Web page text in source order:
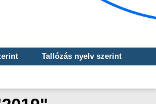
Tallózás nyelv szerint